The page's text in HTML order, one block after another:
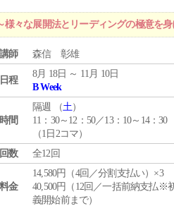
々な展開法とリーディングの極意を身
講師 森信 彰雄
日程
8月 18日 ～ 11月 10日
B Week
時間
隔週 （土）
11：30～12：50／13：10～14：30
（1日2コマ）
回数
全12回
料金
14,580円（4回／分割支払い）×3
40,500円（12回／一括前納支払※
義開始前まで）